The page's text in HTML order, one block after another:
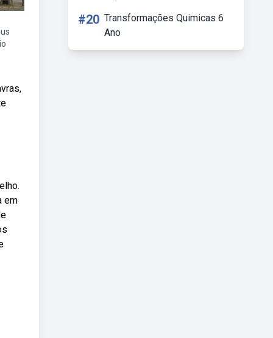
em
#20 Transformações Quimicas 6
Ano